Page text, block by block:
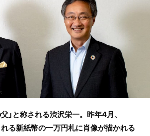
」と称される渋沢栄一。昨年4月、
る新紙幣の一万円札に肖像が描かれる